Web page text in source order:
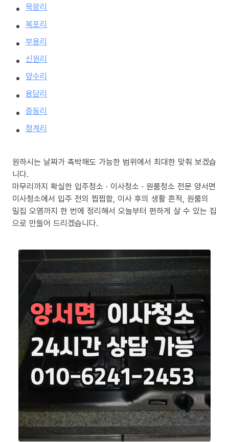
목왕리
복포리
부용리
신원리
양수리
용담리
증동리
청계리
원하시는 날짜가 촉박해도 가능한 범위에서 최대한 맞춰 보겠습
니다.
마무리까지 확실한 입주청소 · 이사청소 · 원룸청소 전문 양서면
이사청소에서 입주 전의 찝찝함, 이사 후의 생활 흔적, 원룸의
밀집 오염까지 한 번에 정리해서 오늘부터 편하게 살 수 있는 집
으로 만들어 드리겠습니다.